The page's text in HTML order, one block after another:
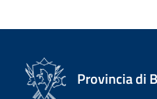
Provincia di